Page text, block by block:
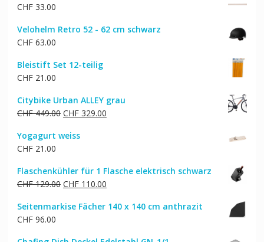
CHF33.00
Velohelm Retro 52 - 62 cm schwarz
CHF63.00
Bleistift Set 12-teilig
CHF21.00
Citybike Urban ALLEY grau
CHF449.00 Ursprünglicher
war:
CHF329.00Aktueller
Yogagurt weiss
CHF21.00
Flaschenkühler für 1 Flasche elektrisch schwarz
CHF129.00 Ursprünglicher
war:
CHF110.00Aktueller
ist:
Seitenmarkise Fächer 140 x 140 cm anthrazit
CHF96.00